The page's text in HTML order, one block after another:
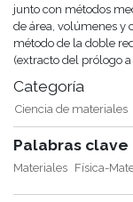
junto con métodos
de área, volúmenes y
método de la doble
(extracto del prólogo
Categoría
Ciencia de materiales
Palabras clave
Materiales Física-